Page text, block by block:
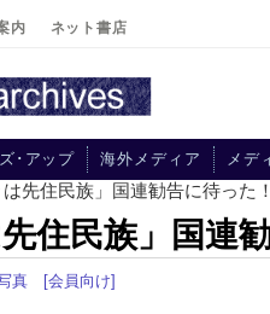
内 ネット書店
･アップ 海外メディア メデ
先住民族」国連勧告に待った！
住民族」国連
真 [会員向け]